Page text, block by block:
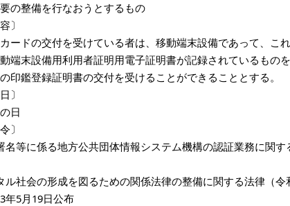
の整備を行なおうとするもの
〕
ードの交付を受けている者は、移動端末設備であって、こ
端末設備用利用者証明用電子証明書が記録されているもの
印鑑登録証明書の交付を受けることができることとする。
〕
日
〕
等に係る地方公共団体情報システム機構の認証業務に関す
社会の形成を図るための関係法律の整備に関する法律（令
5月19日公布